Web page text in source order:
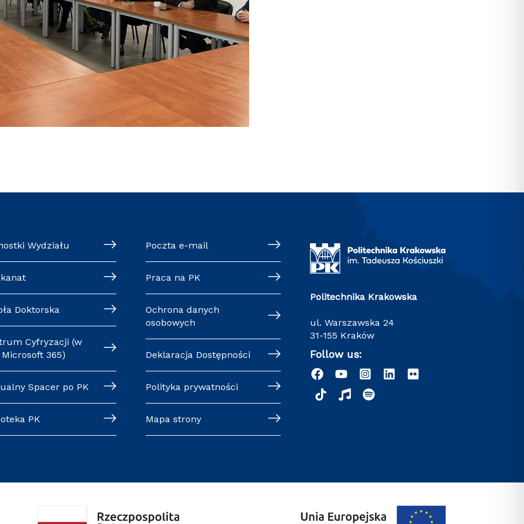
Wydziału
Doktorska
Cyfryzacji (w
365)
Spacer po PK
PK
Poczta e-mail
Praca na PK
Ochrona danych
osobowych
Deklaracja Dostępności
Polityka prywatności
Mapa strony
Politechnika Krakowska
ul. Warszawska 24
31-155 Kraków
Follow us: